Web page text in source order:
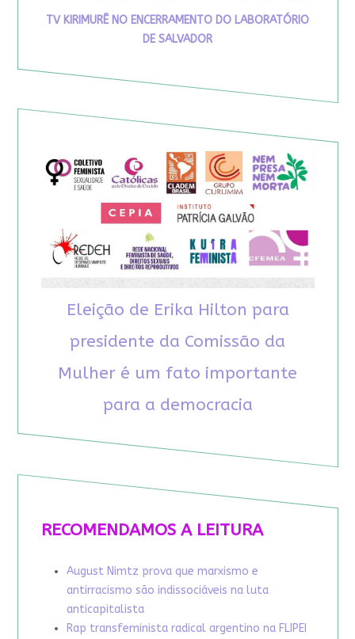
TV KIRIMURÊ NO ENCERRAMENTO DO LABORATÓRIO
DE SALVADOR
Eleição de Erika Hilton para
presidente da Comissão da
Mulher é um fato importante
para a democracia
RECOMENDAMOS A LEITURA
August Nimtz prova que marxismo e
antirracismo são indissociáveis na luta
anticapitalista
Rap transfeminista radical argentino na FLIPEI